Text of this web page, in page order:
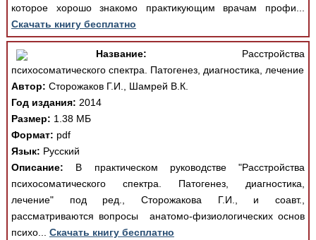
которое хорошо знакомо практикующим врачам профи...
Скачать книгу бесплатно
Название: Расстройства
психосоматического спектра. Патогенез, диагностика, лечение
Автор: Сторожаков Г.И., Шамрей В.К.
Год издания: 2014
Размер: 1.38 МБ
Формат: pdf
Язык: Русский
Описание: В практическом руководстве "Расстройства
психосоматического спектра. Патогенез, диагностика,
лечение" под ред., Сторожакова Г.И., и соавт.,
рассматриваются вопросы анатомо-физиологических основ
психо... Скачать книгу бесплатно